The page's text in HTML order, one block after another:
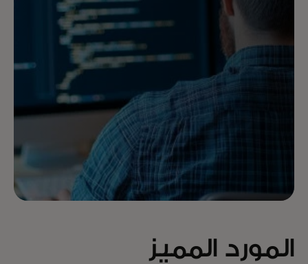
opens in a new tab
المورد المميز